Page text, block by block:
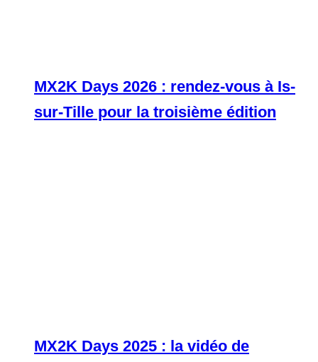
MX2K Days 2026 : rendez-vous à Is-
sur-Tille pour la troisième édition
MX2K Days 2025 : la vidéo de